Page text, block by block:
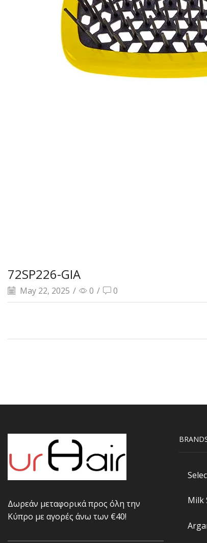
72SP226-GIA
May 22, 2025 / 0 / 0
Δωρεάν μεταφορικά προς όλη την
Κύπρο με αγορές άνω των €40!
Milk